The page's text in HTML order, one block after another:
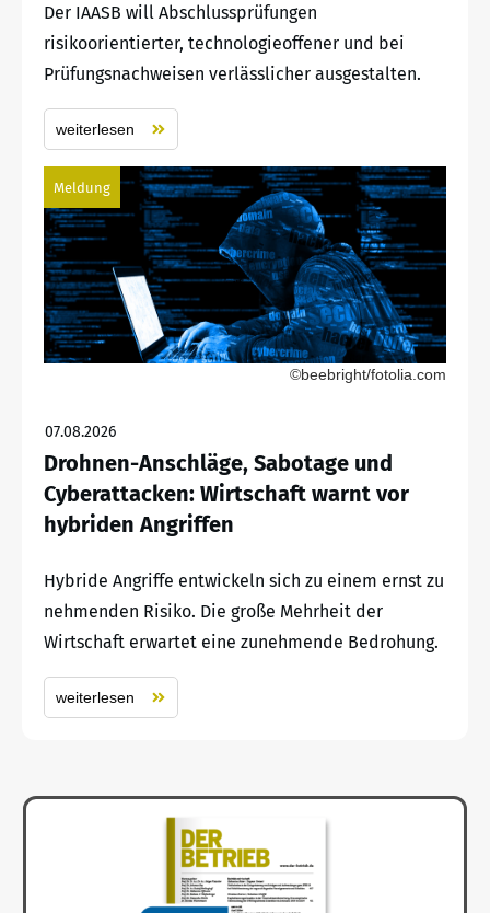
Der IAASB will Abschlussprüfungen
risikoorientierter, technologieoffener und bei
Prüfungsnachweisen verlässlicher ausgestalten.
weiterlesen
Meldung
©beebright/fotolia.com
07.08.2026
Drohnen-Anschläge, Sabotage und
Cyberattacken: Wirtschaft warnt vor
hybriden Angriffen
Hybride Angriffe entwickeln sich zu einem ernst zu
nehmenden Risiko. Die große Mehrheit der
Wirtschaft erwartet eine zunehmende Bedrohung.
weiterlesen